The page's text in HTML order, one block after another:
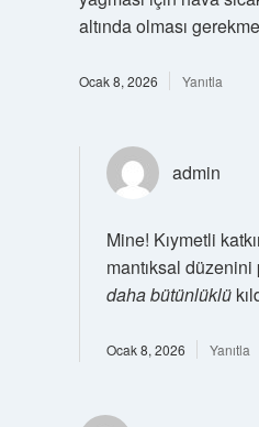
altında olması
Ocak 8, 2026 Yanıtla
admin
Mine! Kıymetli
mantıksal düzenini
daha bütünlüklü
Ocak 8, 2026 Yanıtla